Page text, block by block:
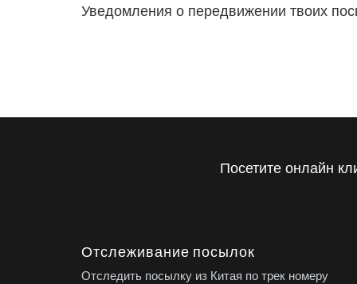
Уведомления о передвижении твоих
Посетите онлайн
Отслеживание посылок
Отследить посылку из Китая по трек номеру